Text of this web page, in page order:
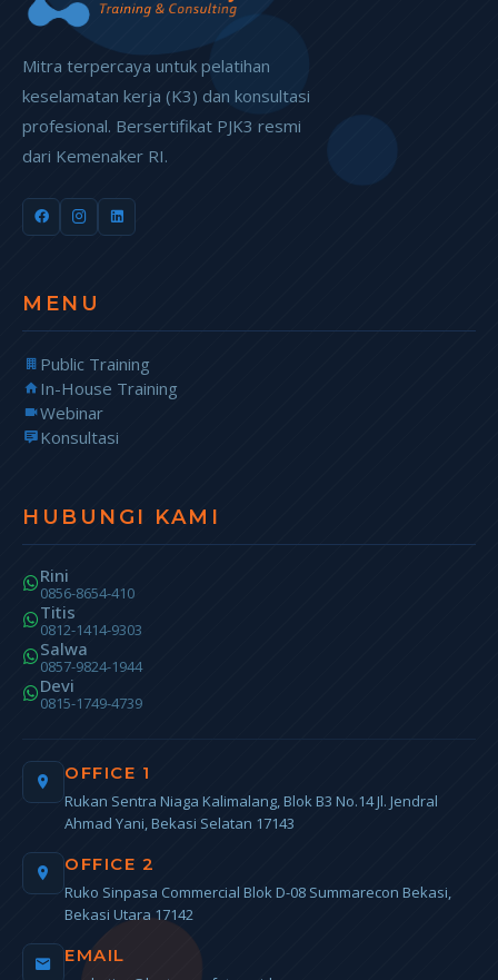
Mitra terpercaya untuk pelatihan
keselamatan kerja (K3) dan konsultasi
profesional. Bersertifikat PJK3 resmi
dari Kemenaker RI.
MENU
Public Training
In-House Training
Webinar
Konsultasi
HUBUNGI KAMI
Rini
0856-8654-410
Titis
0812-1414-9303
Salwa
0857-9824-1944
Devi
0815-1749-4739
OFFICE 1
Rukan Sentra Niaga Kalimalang, Blok B3 No.14 Jl. Jendral
Ahmad Yani, Bekasi Selatan 17143
OFFICE 2
Ruko Sinpasa Commercial Blok D-08 Summarecon Bekasi,
Bekasi Utara 17142
EMAIL